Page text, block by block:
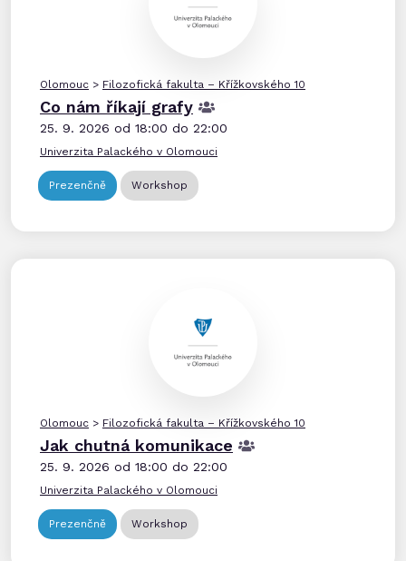
Olomouc > Filozofická fakulta – Křížkovského 10
Co nám říkají grafy
25. 9. 2026 od 18:00 do 22:00
Univerzita Palackého v Olomouci
Prezenčně Workshop
Olomouc > Filozofická fakulta – Křížkovského 10
Jak chutná komunikace
25. 9. 2026 od 18:00 do 22:00
Univerzita Palackého v Olomouci
Prezenčně Workshop